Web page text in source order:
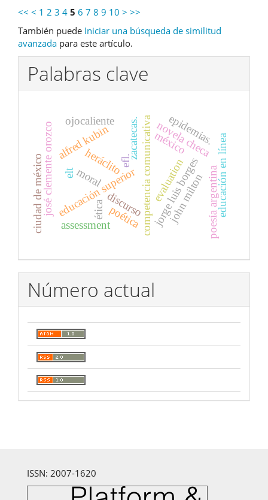
<< < 1 2 3 4 5 6 7 8 9 10 > >>
También puede Iniciar una búsqueda de similitud
avanzada para este artículo.
Palabras clave
discursocompetencia comunicativa
educación superior jorge luis borges
heráclito
john miltonpoesía argentina
ética
moral
méxico
alfred kubin novela checa
assessment
evaluation
elt
efl. educación en línea
josé clemente orozco
ojocaliente zacatecas.
ciudad de méxico
epidemias.
poética
Número actual
ISSN: 2007-1620